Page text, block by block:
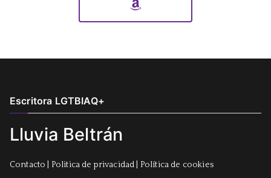
Escritora LGTBIAQ+
Lluvia Beltrán
Contacto Politica de privacidad Política de cookies